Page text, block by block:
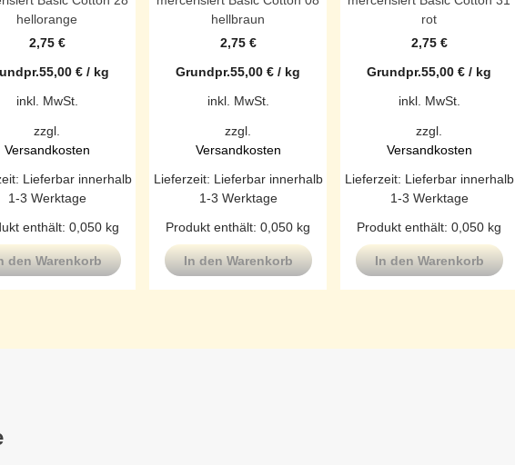
hellorange
2,75 €
55,00 € / kg
inkl. MwSt.
zzgl.
Versandkosten
Lieferbar innerhalb
1-3 Werktage
enthält: 0,050 kg
den Warenkorb
hellbraun
2,75 €
Grundpr.55,00 € / kg
inkl. MwSt.
zzgl.
Versandkosten
Lieferzeit: Lieferbar innerhalb
1-3 Werktage
Produkt enthält: 0,050 kg
In den Warenkorb
rot
2,75 €
Grundpr.55,00 € / kg
inkl. MwSt.
zzgl.
Versandkosten
Lieferzeit: Lieferbar innerhalb
1-3 Werktage
Produkt enthält: 0,050 kg
In den Warenkorb